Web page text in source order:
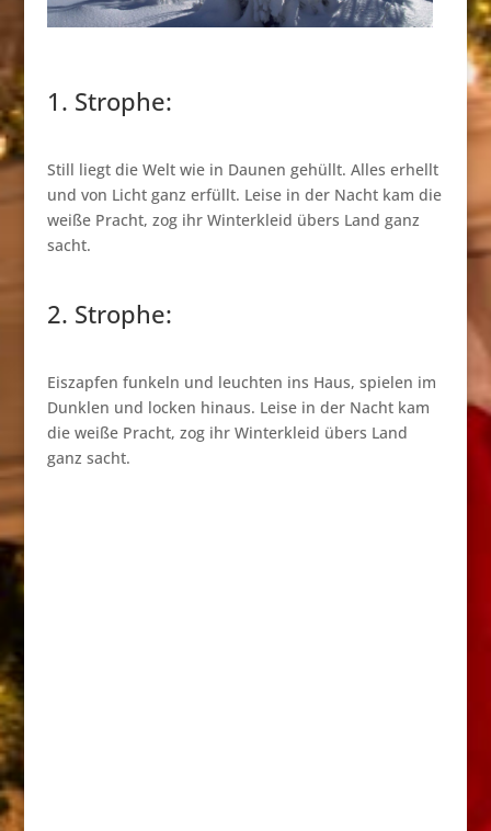
1. Strophe:
Still liegt die Welt wie in Daunen gehüllt. Alles erhellt
und von Licht ganz erfüllt. Leise in der Nacht kam die
weiße Pracht, zog ihr Winterkleid übers Land ganz
sacht.
2. Strophe:
Eiszapfen funkeln und leuchten ins Haus, spielen im
Dunklen und locken hinaus. Leise in der Nacht kam
die weiße Pracht, zog ihr Winterkleid übers Land
ganz sacht.